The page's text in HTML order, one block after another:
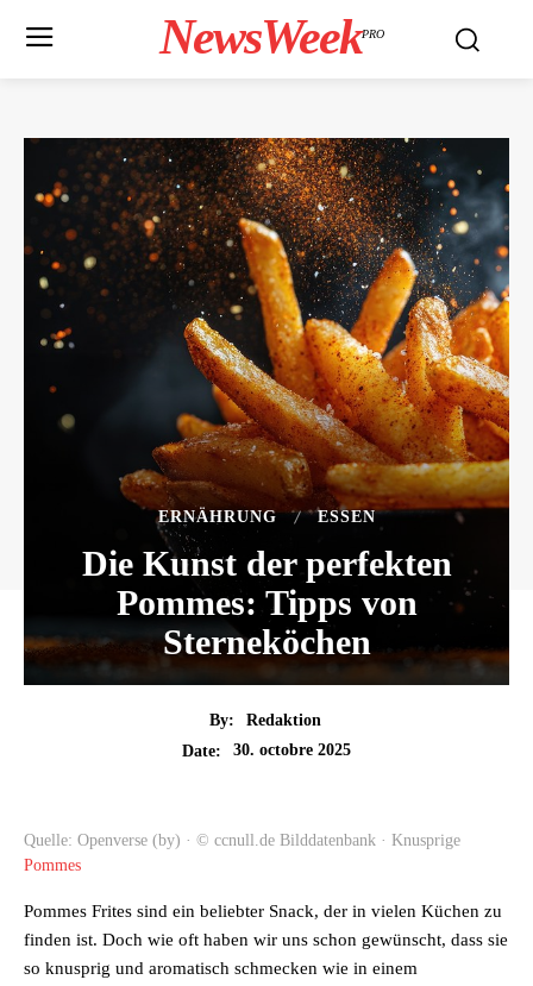
NewsWeekPRO
ERNÄHRUNG ESSEN
Die Kunst der perfekten
Pommes: Tipps von
Sterneköchen
By:
Redaktion
Date:
30. octobre 2025
Quelle: Openverse (by) · © ccnull.de Bilddatenbank · Knusprige
Pommes
Pommes Frites sind ein beliebter Snack, der in vielen Küchen zu
finden ist. Doch wie oft haben wir uns schon gewünscht, dass sie
so knusprig und aromatisch schmecken wie in einem